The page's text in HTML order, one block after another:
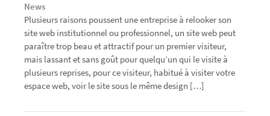
News
Plusieurs raisons poussent une entreprise à relooker son
site web institutionnel ou professionnel, un site web peut
paraître trop beau et attractif pour un premier visiteur,
mais lassant et sans goût pour quelqu’un qui le visite à
plusieurs reprises, pour ce visiteur, habitué à visiter votre
espace web, voir le site sous le même design […]